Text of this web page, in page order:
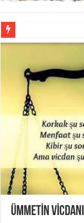
ÜMMETIN